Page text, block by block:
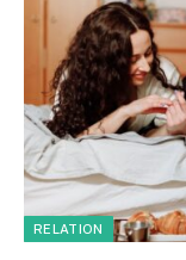
RELATION